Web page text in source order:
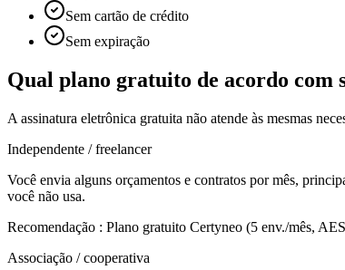
Sem cartão de crédito
Sem expiração
Qual plano gratuito de acordo com
A assinatura eletrônica gratuita não atende às mesmas
Independente / freelancer
Você envia alguns orçamentos e contratos por mês,
você não usa.
Recomendação : Plano gratuito Certyneo (5 env./mês,
Associação / cooperativa